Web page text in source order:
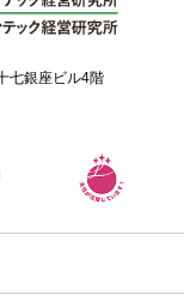
七銀座ビル4階